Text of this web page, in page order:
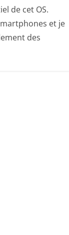
de cet OS.
et je
des